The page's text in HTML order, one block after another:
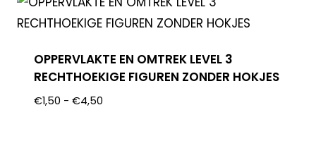
OPPERVLAKTE EN OMTREK LEVEL 3
RECHTHOEKIGE FIGUREN ZONDER HOKJES
€1,50 - €4,50